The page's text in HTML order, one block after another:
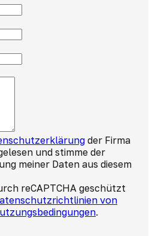
der Firma
und stimme der
meiner Daten aus diesem
reCAPTCHA geschützt
von
.